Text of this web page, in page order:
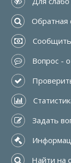
Обратная
Вопрос -
Задать
Найти на